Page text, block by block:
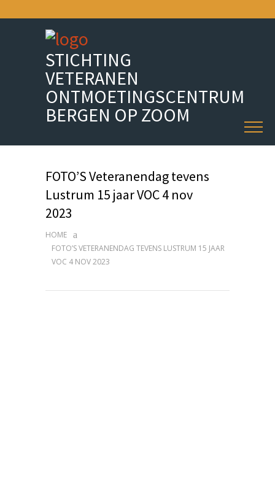
STICHTING
VETERANEN
ONTMOETINGSCENTRUM
BERGEN OP ZOOM
FOTO’S Veteranendag tevens
Lustrum 15 jaar VOC 4 nov
2023
HOME
FOTO’S VETERANENDAG TEVENS LUSTRUM 15 JAAR
VOC 4 NOV 2023